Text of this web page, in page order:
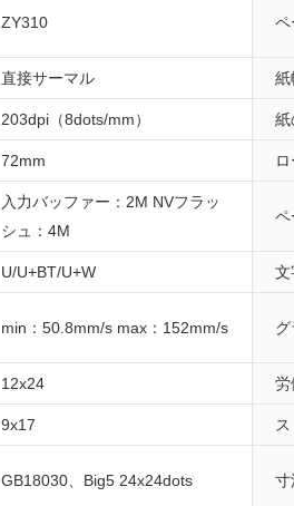
ZY310 ペ
直接サーマル 紙
203dpi（8dots/mm） 紙
72mm
入力バッファー：2M NVフラッ
シュ：4M
ペ
U/U+BT/U+W 文
min：50.8mm/s max：152mm/s
12x24 労
9x17 ス
GB18030、Big5 24x24dots 寸